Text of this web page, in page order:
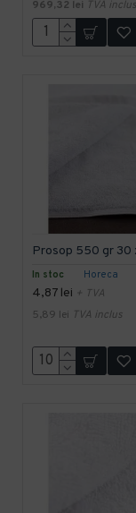
969,32 lei TVA inclus
In stoc Horeca
Prosop 550 gr 30
4,87 lei + TVA
5,89 lei TVA inclus